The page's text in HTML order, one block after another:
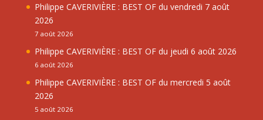
Philippe CAVERIVIÈRE : BEST OF du vendredi 7 août
2026
7 août 2026
Philippe CAVERIVIÈRE : BEST OF du jeudi 6 août 2026
6 août 2026
Philippe CAVERIVIÈRE : BEST OF du mercredi 5 août
2026
5 août 2026